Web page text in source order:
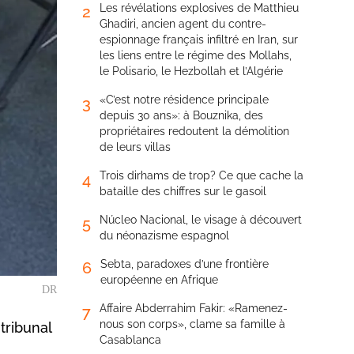
DR
2
Les révélations explosives de Matthieu
Ghadiri, ancien agent du contre-
espionnage français infiltré en Iran, sur
les liens entre le régime des Mollahs,
le Polisario, le Hezbollah et l’Algérie
3
«C’est notre résidence principale
depuis 30 ans»: à Bouznika, des
propriétaires redoutent la démolition
de leurs villas
4
Trois dirhams de trop? Ce que cache la
bataille des chiffres sur le gasoil
5
Núcleo Nacional, le visage à découvert
du néonazisme espagnol
6
Sebta, paradoxes d’une frontière
européenne en Afrique
7
Affaire Abderrahim Fakir: «Ramenez-
nous son corps», clame sa famille à
Casablanca